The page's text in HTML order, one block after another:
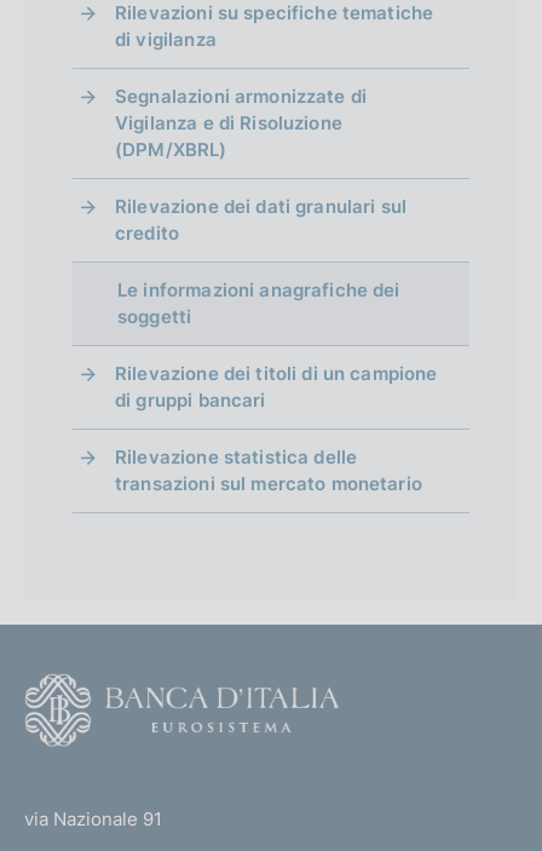
:
e
:
Rilevazioni su specifiche tematiche
di vigilanza
Segnalazioni armonizzate di
Vigilanza e di Risoluzione
(DPM/XBRL)
Rilevazione dei dati granulari sul
credito
Le informazioni anagrafiche dei
soggetti
Rilevazione dei titoli di un campione
di gruppi bancari
Rilevazione statistica delle
transazioni sul mercato monetario
via Nazionale 91